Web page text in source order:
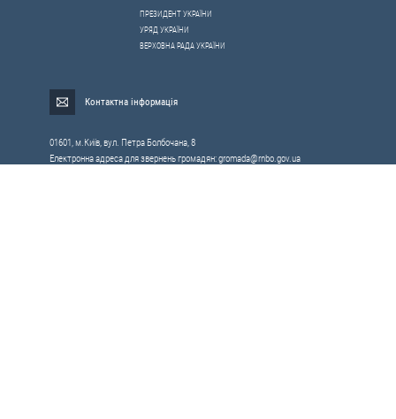
ПРЕЗИДЕНТ УКРАЇНИ
УРЯД УКРАЇНИ
ВЕРХОВНА РАДА УКРАЇНИ
Контактна інформація
01601, м.Київ, вул. Петра Болбочана, 8
Електронна адреса для звернень громадян:gromada@rnbo.gov.ua